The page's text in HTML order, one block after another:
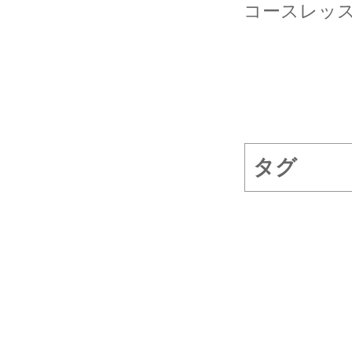
コースレッ
タグ